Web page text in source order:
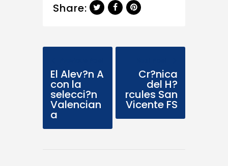
Share:
El Alev?n A
con la
selecci?n
Valencian
a
Cr?nica
del H?
rcules San
Vicente FS